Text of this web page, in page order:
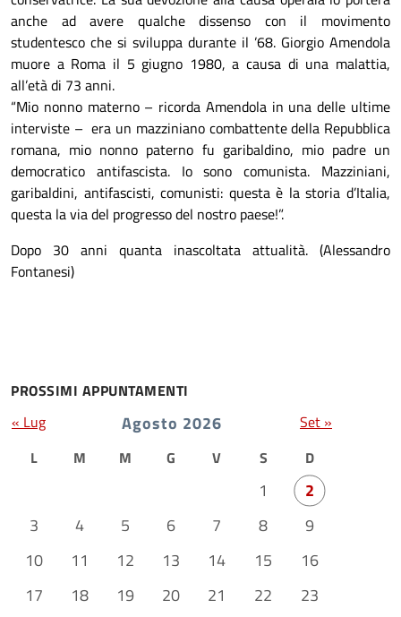
anche ad avere qualche dissenso con il movimento
studentesco che si sviluppa durante il ’68. Giorgio Amendola
muore a Roma il 5 giugno 1980, a causa di una malattia,
all’età di 73 anni.
“Mio nonno materno – ricorda Amendola in una delle ultime
interviste – era un mazziniano combattente della Repubblica
romana, mio nonno paterno fu garibaldino, mio padre un
democratico antifascista. Io sono comunista. Mazziniani,
garibaldini, antifascisti, comunisti: questa è la storia d’Italia,
questa la via del progresso del nostro paese!”.
Dopo 30 anni quanta inascoltata attualità. (Alessandro
Fontanesi)
PROSSIMI APPUNTAMENTI
Agosto 2026
L M M G V S D
1
2
3
4 5 6 7 8
9
10
11 12 13 14 15
16
17
18 19 20 21 22
23
« Lug Set »